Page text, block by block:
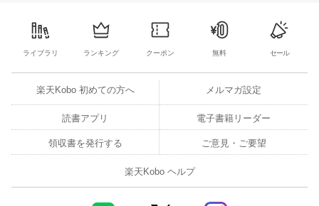
ライブラリ ランキング クーポン 無料 セール
楽天Kobo 初めての方へ メルマガ設定
読書アプリ 電子書籍リーダー
領収書を発行する ご意見・ご要望
楽天Kobo ヘルプ